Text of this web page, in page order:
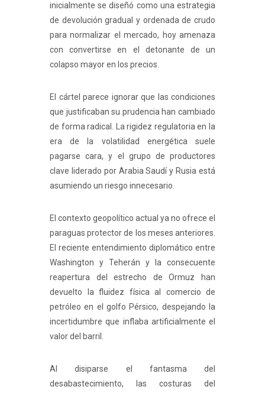
inicialmente se diseñó como una estrategia
de devolución gradual y ordenada de crudo
para normalizar el mercado, hoy amenaza
con convertirse en el detonante de un
colapso mayor en los precios.
El cártel parece ignorar que las condiciones
que justificaban su prudencia han cambiado
de forma radical. La rigidez regulatoria en la
era de la volatilidad energética suele
pagarse cara, y el grupo de productores
clave liderado por Arabia Saudí y Rusia está
asumiendo un riesgo innecesario.
El contexto geopolítico actual ya no ofrece el
paraguas protector de los meses anteriores.
El reciente entendimiento diplomático entre
Washington y Teherán y la consecuente
reapertura del estrecho de Ormuz han
devuelto la fluidez física al comercio de
petróleo en el golfo Pérsico, despejando la
incertidumbre que inflaba artificialmente el
valor del barril.
Al disiparse el fantasma del
desabastecimiento, las costuras del